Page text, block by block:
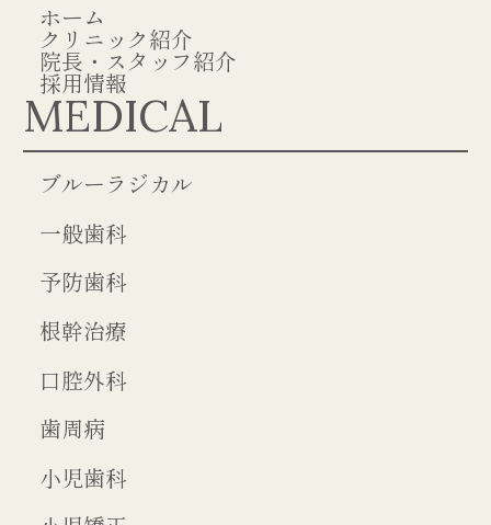
ホーム
クリニック紹介
院長・スタッフ紹介
採用情報
MEDICAL
ブルーラジカル
一般歯科
予防歯科
根幹治療
口腔外科
歯周病
小児歯科